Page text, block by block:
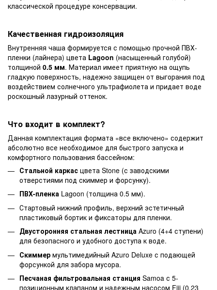
классической процедуре консервации.
Качественная гидроизоляция
Внутренняя чаша формируется с помощью прочной ПВХ-
пленки (лайнера) цвета Lagoon (насыщенный голубой)
толщиной 0.5 мм. Материал имеет приятную на ощупь
гладкую поверхность, надежно защищен от выгорания под
воздействием солнечного ультрафиолета и придает воде
роскошный лазурный оттенок.
Что входит в комплект?
Данная комплектация формата «все включено» содержит
абсолютно все необходимое для быстрого запуска и
комфортного пользования бассейном:
Стальной каркас цвета Stone (с заводскими
отверстиями под скиммер и форсунку).
ПВХ-пленка Lagoon (толщина 0.5 мм).
Стартовый нижний профиль, верхний эстетичный
пластиковый бортик и фиксаторы для пленки.
Двусторонняя стальная лестница Azuro (4+4 ступени)
для безопасного и удобного доступа к воде.
Скиммер мультимедийный Azuro Deluxe с подающей
форсункой для забора мусора.
Песчаная фильтровальная станция Samoa с 5-
позиционным клапаном и надежным насосом Fiji (0.23